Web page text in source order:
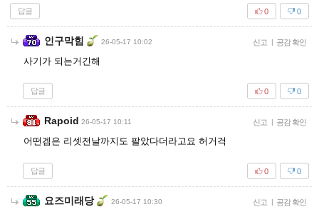
답글 0
0
인구막힘 26-05-17 10:02 신고 | 공감 확인
사기가 되는거긴해
답글 0
0
Rapoid 26-05-17 10:11 신고 | 공감 확인
어떤겜은 리셋전날까지도 팔았다더라고요 허거걱
답글 0
0
요즈미래당 26-05-17 10:30 신고 | 공감 확인